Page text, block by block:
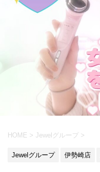
HOME > Jewelグループ >
Jewelグループ 伊勢崎店